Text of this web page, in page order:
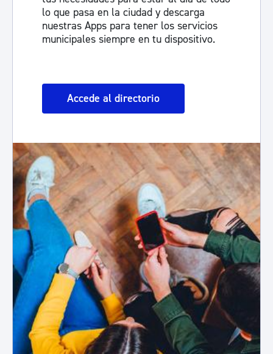
lo que pasa en la ciudad y descarga
nuestras Apps para tener los servicios
municipales siempre en tu dispositivo.
Accede al directorio